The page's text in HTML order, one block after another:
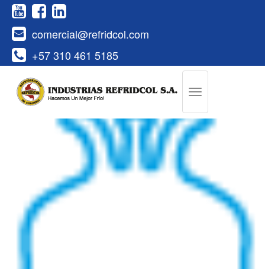
+57 310 461 5185
comercial@refridcol.com